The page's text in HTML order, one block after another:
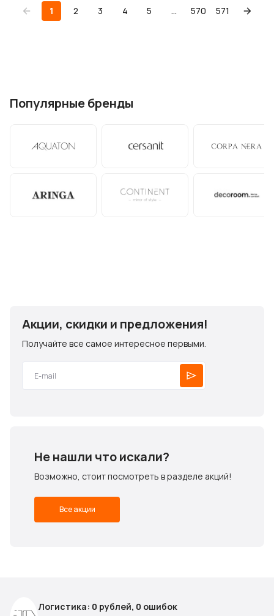
1 2 3 4 5 ... 570 571
Популярные бренды
Акции, скидки и предложения!
Получайте все самое интересное первыми.
Не нашли что искали?
Возможно, стоит посмотреть в разделе акций!
Все акции
Логистика: 0 рублей, 0 ошибок